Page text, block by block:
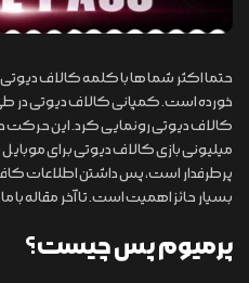
حتما اکثر شما ها با کلمه کالاف
خورده است. کمپانی کالاف دیوتی در
میلیونی بازی کالاف دیوتی برای
پرطرفدار است، پس داشتن اطلاعات
بسیار حائز اهمیت است. تا آخر مقاله با
پرمیوم پس چیست؟